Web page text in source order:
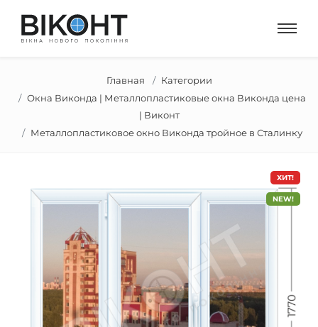
Главная
Категории
Окна Виконда | Металлопластиковые окна Виконда цена
| Виконт
Металлопластиковое окно Виконда тройное в Сталинку
ХИТ!
NEW!